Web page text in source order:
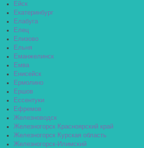
Ейск
Екатеринбург
Елабуга
Елец
Елизово
Ельня
Еманжелинск
Емва
Енисейск
Ермолино
Ершов
Ессентуки
Ефремов
Железноводск
Железногорск Красноярский край
Железногорск Курская область
Железногорск-Илимский